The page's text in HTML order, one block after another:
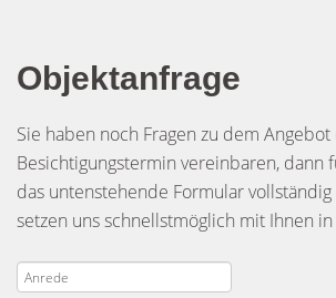
Objektanfrage
Sie haben noch Fragen zu dem
Besichtigungstermin vereinbaren, dann
das untenstehende Formular
setzen uns schnellstmöglich mit Ihnen